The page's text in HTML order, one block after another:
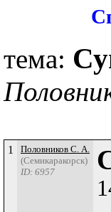
тема:
1
Половников С. А.
(Семикаракорск)
ID: 6957